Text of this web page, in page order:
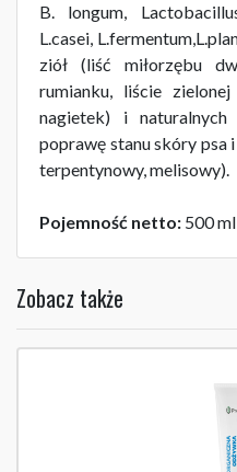
B. longum,
L.casei,
ziół (liść miłorzębu
rumianku, liście
nagietek) i naturalnych
poprawę stanu skóry psa
terpentynowy, melisowy).
Pojemność netto: 500 ml
Zobacz także